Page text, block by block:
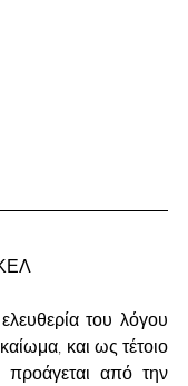
του λόγου
και ως τέτοιο
προάγεται από την